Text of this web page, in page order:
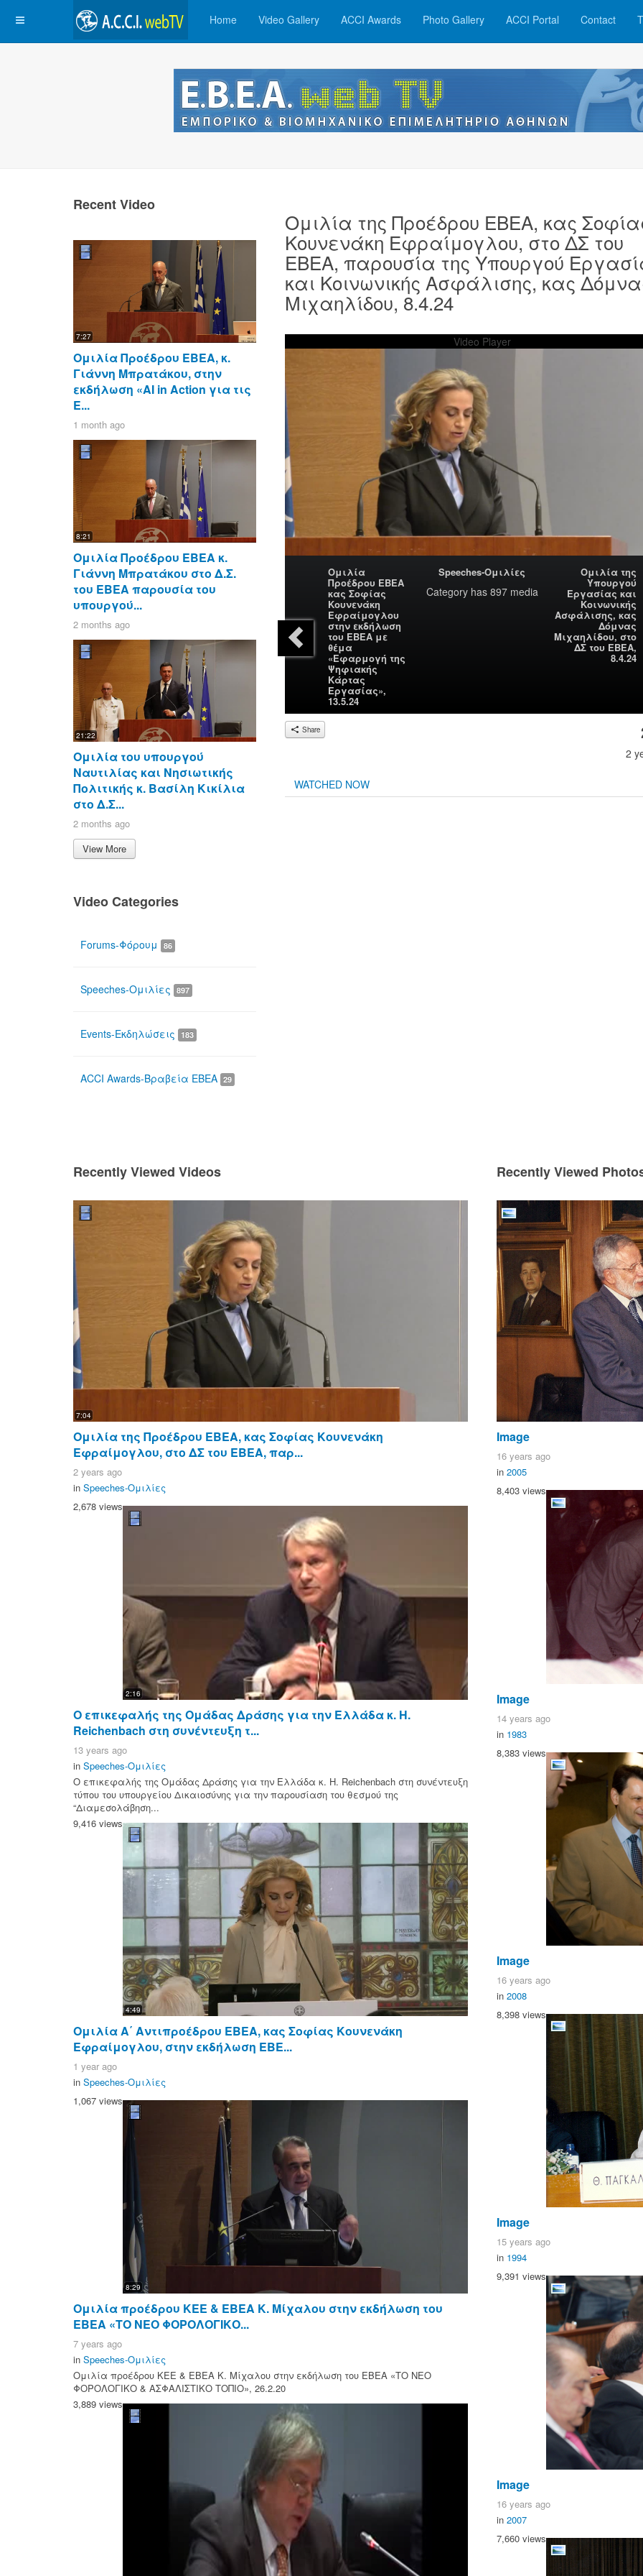
Home Video Gallery ACCI Awards Photo Gallery ACCI Portal Contact
Ομιλία της Προέδρου ΕΒΕΑ, κας
Κουνενάκη Εφραίμογλου, στο ΔΣ του
ΕΒΕΑ, παρουσία της Υπουργού
και Κοινωνικής Ασφάλισης, κας
Μιχαηλίδου, 8.4.24
Video Player
Ομιλία
Προέδρου ΕΒΕΑ
κας Σοφίας
Κουνενάκη
Εφραίμογλου
στην εκδήλωση
του ΕΒΕΑ με
θέμα
«Εφαρμογή της
Ψηφιακής
Κάρτας
Εργασίας»,
13.5.24
Speeches-Ομιλίες
Categoryhas 897 media
Ομιλία της
Υπουργού
Εργασίας και
Κοινωνικής
Ασφάλισης, κας
Δόμνας
Μιχαηλίδου, στο
ΔΣ του ΕΒΕΑ,
8.4.24
Share
2
WATCHED NOW
Recent Video
7:27
Ομιλία Προέδρου ΕΒΕΑ, κ.
Γιάννη Μπρατάκου, στην
εκδήλωση «AI in Action για τις
Ε...
1 month ago
8:21
Ομιλία Προέδρου ΕΒΕΑ κ.
Γιάννη Μπρατάκου στο Δ.Σ.
του ΕΒΕΑ παρουσία του
υπουργού...
2 months ago
21:22
Ομιλία του υπουργού
Ναυτιλίας και Νησιωτικής
Πολιτικής κ. Βασίλη Κικίλια
στο Δ.Σ...
2 months ago
View More
Video Categories
Forums-Φόρουμ 86
Speeches-Ομιλίες 897
Events-Εκδηλώσεις 183
ACCI Awards-Βραβεία ΕΒΕΑ 29
Recently Viewed Videos
7:04
Ομιλία της Προέδρου ΕΒΕΑ, κας Σοφίας Κουνενάκη
Εφραίμογλου, στο ΔΣ του ΕΒΕΑ, παρ...
2 years ago
in Speeches-Ομιλίες
2,678 views
2:16
Ο επικεφαλής της Ομάδας Δράσης για την Ελλάδα κ. H.
Reichenbach στη συνέντευξη τ...
13 years ago
in Speeches-Ομιλίες
Ο επικεφαλής της Ομάδας Δράσης για την Ελλάδα κ. H. Reichenbach στη συνέντευξη
τύπου του υπουργείου Δικαιοσύνης για την παρουσίαση του θεσμού της
“Διαμεσολάβηση...
9,416 views
4:49
Ομιλία Α΄ Αντιπροέδρου ΕΒΕΑ, κας Σοφίας Κουνενάκη
Εφραίμογλου, στην εκδήλωση ΕΒΕ...
1 year ago
in Speeches-Ομιλίες
1,067 views
8:29
Ομιλία προέδρου ΚΕΕ & ΕΒΕΑ Κ. Μίχαλου στην εκδήλωση του
ΕΒΕΑ «ΤΟ ΝΕΟ ΦΟΡΟΛΟΓΙΚΟ...
7 years ago
in Speeches-Ομιλίες
Ομιλία προέδρου ΚΕΕ & ΕΒΕΑ Κ. Μίχαλου στην εκδήλωση του ΕΒΕΑ «ΤΟ ΝΕΟ
ΦΟΡΟΛΟΓΙΚΟ & ΑΣΦΑΛΙΣΤΙΚΟ ΤΟΠΙΟ», 26.2.20
3,889 views
Recently Viewed
Image
16 years ago
in 2005
8,403 views
Image
14 years ago
in 1983
8,383 views
Image
16 years ago
in 2008
8,398 views
Image
15 years ago
in 1994
9,391 views
Image
16 years ago
in 2007
7,660 views